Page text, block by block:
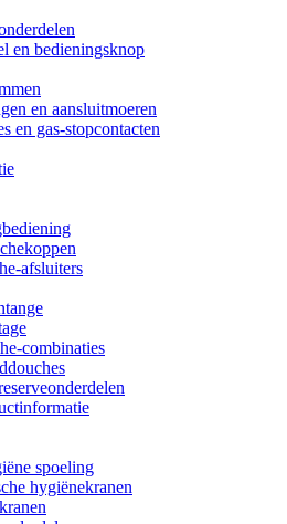
en bedieningsknop
en aansluitmoeren
en gas-stopcontacten
afsluiters
combinaties
spoeling
hygiënekranen